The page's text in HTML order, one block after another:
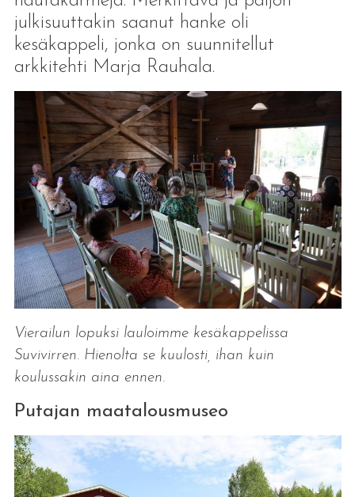
julkisuuttakin saanut hanke oli
kesäkappeli, jonka on suunnitellut
arkkitehti Marja Rauhala.
Vierailun lopuksi lauloimme kesäkappelissa
Suvivirren. Hienolta se kuulosti, ihan kuin
koulussakin aina ennen.
Putajan maatalousmuseo